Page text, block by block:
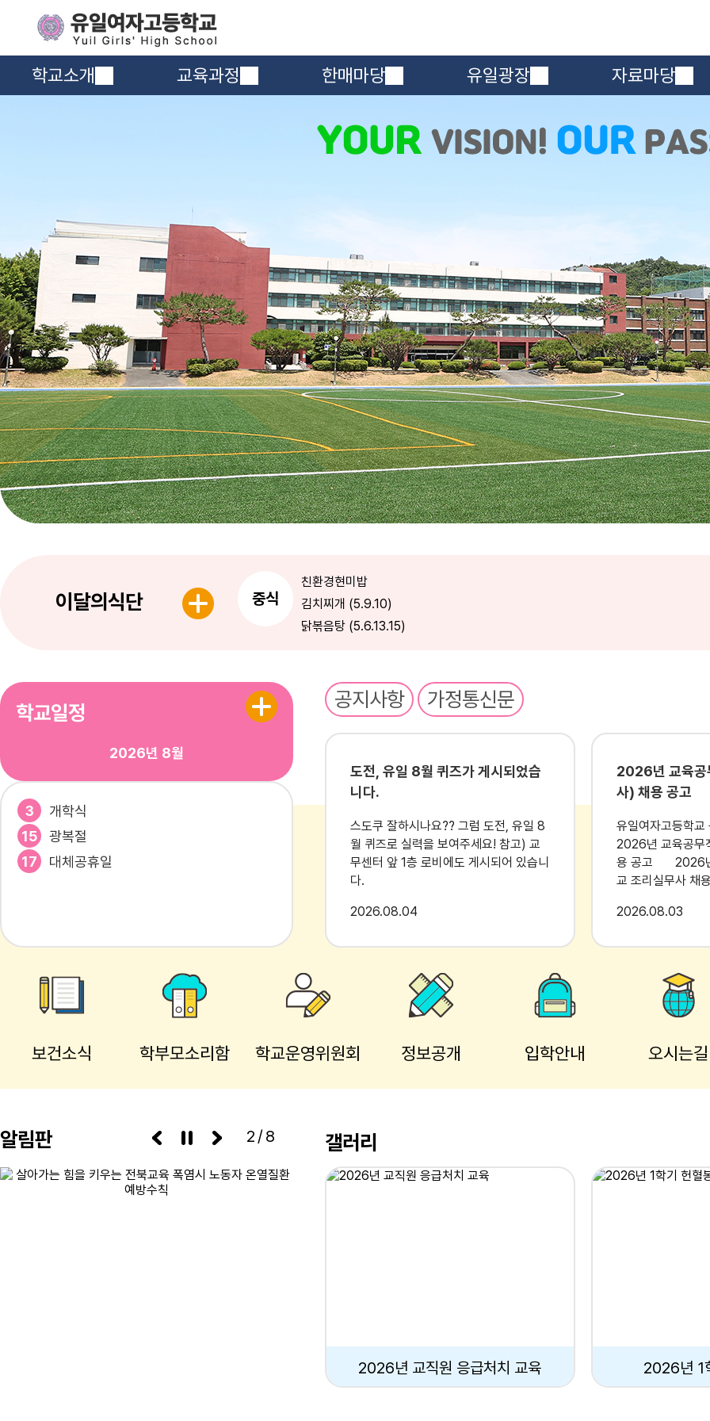
학교소개 교육과정 한매마당 유일광장 자료마당
이달의식단 중식
친환경현미밥
김치찌개 (5.9.10)
닭볶음탕 (5.6.13.15)
배추김치 (9)
웃담요구르트 (2)
육개장 (1.16)
돈육김치볶음/두부 (5.9.10)
두부찜 (5.6)
고구마튀김 (1.5.6)
배추김치 (9)
산(중국산,베트남산) 오징어 : 국내산 주꾸미 : 수입산(중국산,베트남산) 비고 :
참고사항
칼로리(중식):737.5 Kcal 탄수화물(g) : 105.1 단백질(g) : 39.6 지방(g) : 15.0
(mg) : 0.5 리보플라빈(mg) : 0.4 비타민C(mg) : 7.0 칼슘(mg) : 254.6 철분
(mg) : 0.6 리보플라빈(mg) : 0.4 비타민C(mg) : 8.2 칼슘(mg) : 91.4 철분
학교일정
2026년 8월
3
개학식
15
광복절
17
대체공휴일
공지사항 가정통신문
도전, 유일 8월 퀴즈가 게시되었습
니다.
스도쿠 잘하시나요?? 그럼 도전, 유일 8
월 퀴즈로 실력을 보여주세요! 참고) 교
무센터 앞 1층 로비에도 게시되어 있습니
다.
2026 08.04
2026년 교육공
사) 채용 공고
유일여자고등학
2026년 교육공무
용 공고 2026년도 유일여자고등학
교 조리실무사 채
자고등학교장 1 채용분야 및 인원 직종
급식 조리 및 배식 - 식생활관(내·외부)
위생관리 및 청소 - 기타 학교급식 관련
식 운영 (중·석식)
2026 08.03
보건소식 학부모소리함 학교운영위원회 정보공개 입학안내 오시는길
알림판 3/8 갤러리
2026년 교직원 응급처치 교육 2026년 1